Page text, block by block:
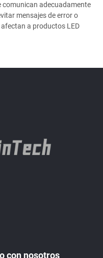
comunican adecuadamente
mensajes de error o
afectan a productos LED
con nosotros